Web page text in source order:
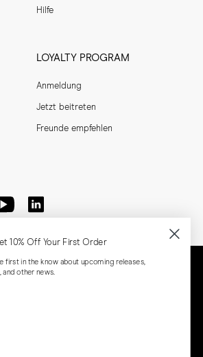
Hilfe
LOYALTY PROGRAM
Anmeldung
Jetzt beitreten
Freunde empfehlen
10% Off Your First Order
first in the know about upcoming releases,
and other news.